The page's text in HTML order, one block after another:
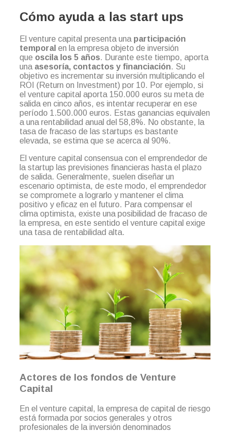
Cómo ayuda a las start ups
El venture capital presenta una participación
temporal en la empresa objeto de inversión
que oscila los 5 años. Durante este tiempo, aporta
una asesoría, contactos y financiación. Su
objetivo es incrementar su inversión multiplicando el
ROI (Return on Investment) por 10. Por ejemplo, si
el venture capital aporta 150.000 euros su meta de
salida en cinco años, es intentar recuperar en ese
período 1.500.000 euros. Estas ganancias equivalen
a una rentabilidad anual del 58,8%. No obstante, la
tasa de fracaso de las startups es bastante
elevada, se estima que se acerca al 90%.
El venture capital consensua con el emprendedor de
la startup las previsiones financieras hasta el plazo
de salida. Generalmente, suelen diseñar un
escenario optimista, de este modo, el emprendedor
se compromete a lograrlo y mantener el clima
positivo y eficaz en el futuro. Para compensar el
clima optimista, existe una posibilidad de fracaso de
la empresa, en este sentido el venture capital exige
una tasa de rentabilidad alta.
Actores de los fondos de Venture
Capital
En el venture capital, la empresa de capital de riesgo
está formada por socios generales y otros
profesionales de la inversión denominados